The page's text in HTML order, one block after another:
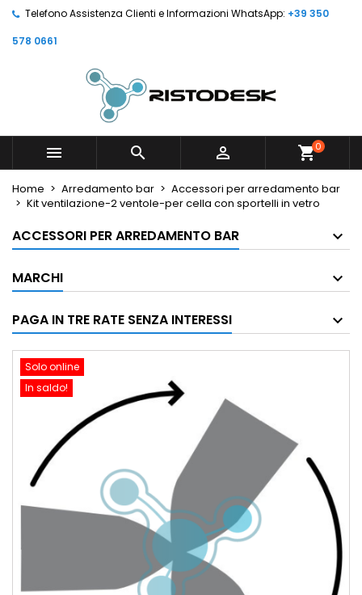
Telefono Assistenza Clienti e Informazioni WhatsApp: +39 350
578 0661
   shopping_cart0
Home Arredamento bar
Accessori per arredamento bar
Kit ventilazione-2 ventole-per cella con sportelli in vetro
ACCESSORI PER ARREDAMENTO BAR
MARCHI
PAGA IN TRE RATE SENZA INTERESSI
Solo online
In saldo!